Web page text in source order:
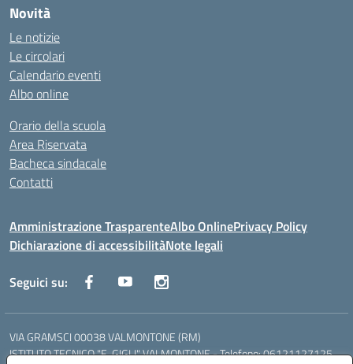
Novità
Le notizie
Le circolari
Calendario eventi
Albo online
Orario della scuola
Area Riservata
Bacheca sindacale
Contatti
Amministrazione TrasparenteAlbo OnlinePrivacy Policy
Dichiarazione di accessibilitàNote legali
Seguici su:
VIA GRAMSCI 00038 VALMONTONE (RM)
ISTITUTO TECNICO "E. GIGLI" VALMONTONE - Telefono: 06121127125